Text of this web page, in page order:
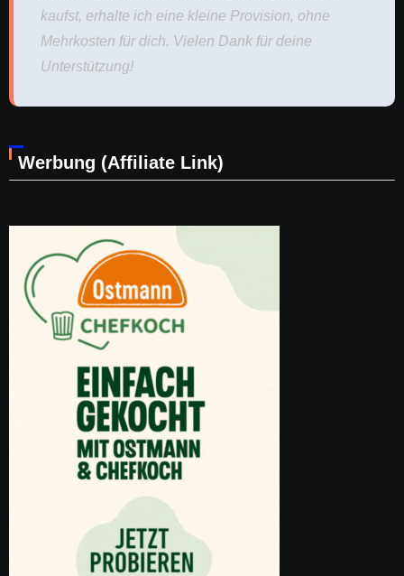
kaufst, erhalte ich eine kleine Provision, ohne
Mehrkosten für dich. Vielen Dank für deine
Unterstützung!
Werbung (Affiliate Link)